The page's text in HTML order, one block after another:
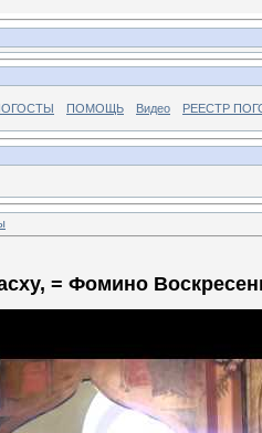
ПОМОЩЬ Видео РЕЕСТР
= Фомино